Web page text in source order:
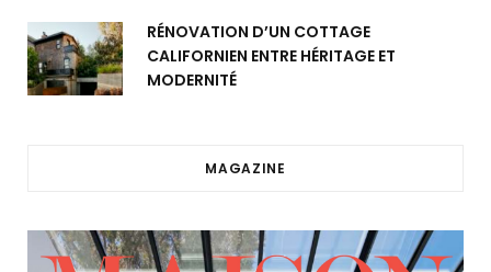
RÉNOVATION D’UN COTTAGE
CALIFORNIEN ENTRE HÉRITAGE ET
MODERNITÉ
MAGAZINE